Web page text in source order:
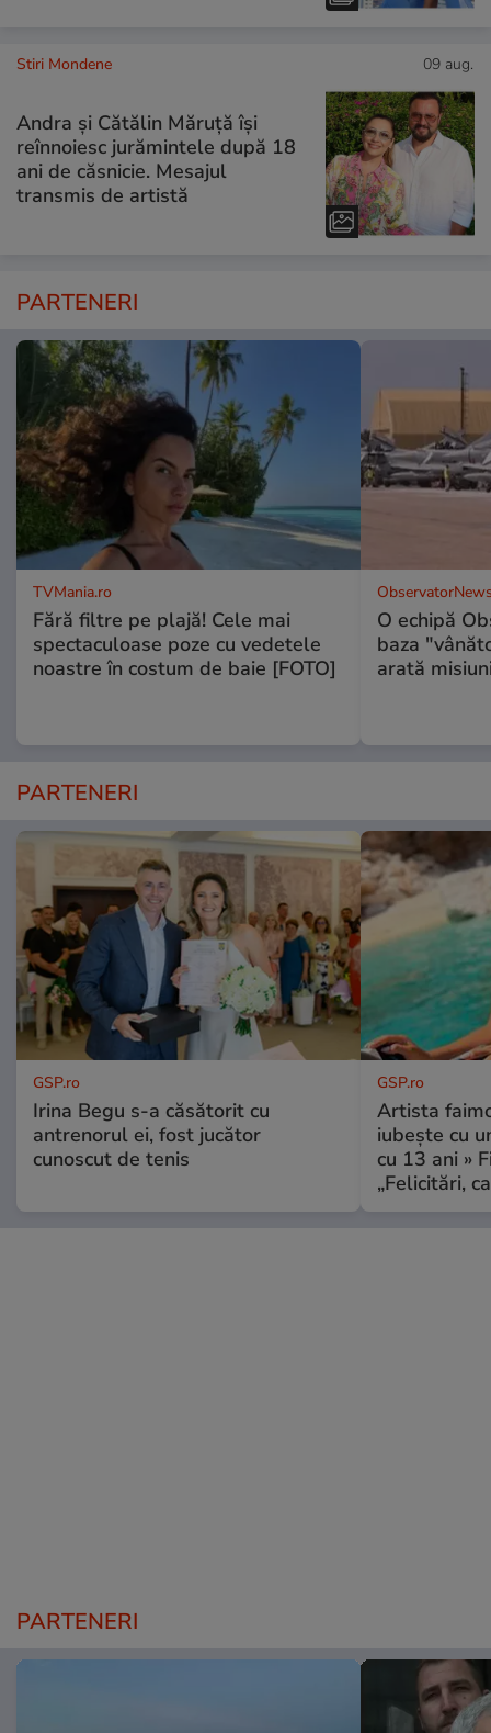
Stiri Mondene 09 aug.
Andra și Cătălin Măruță își
reînnoiesc jurămintele după 18
ani de căsnicie. Mesajul
transmis de artistă
PARTENERI
TVMania.ro
Fără filtre pe plajă! Cele mai
spectaculoase poze cu vedetele
noastre în costum de baie [FOTO]
O echipă
baza
arată
PARTENERI
GSP.ro
Irina Begu s-a căsătorit cu
antrenorul ei, fost jucător
cunoscut de tenis
GSP.ro
Artista
iubește cu
cu 13 ani »
„Felicitări,
PARTENERI